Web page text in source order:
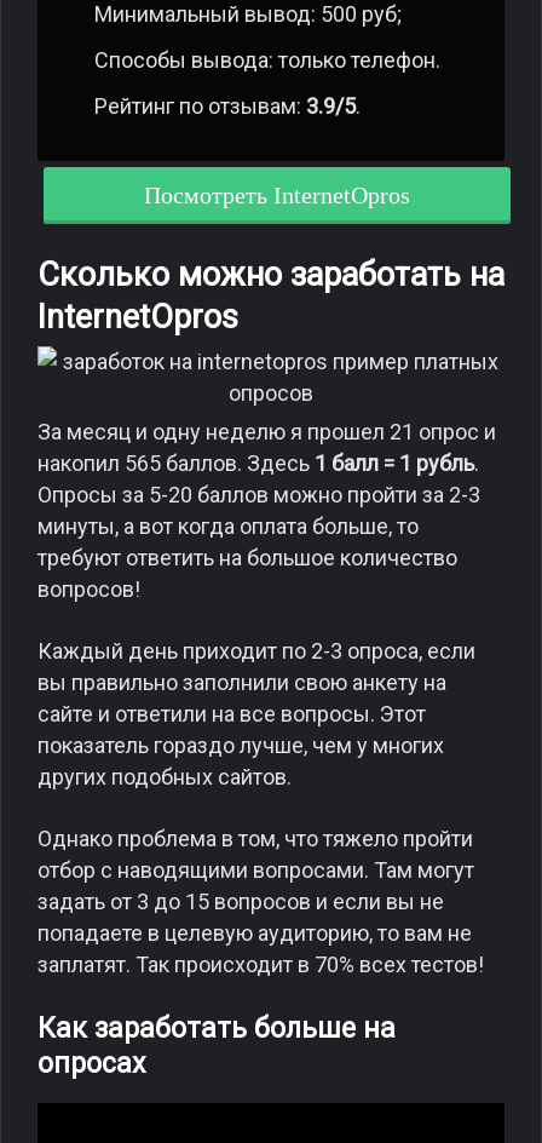
Минимальный вывод: 500 руб;
Способы вывода: только телефон.
Рейтинг по отзывам: 3.9/5.
Посмотреть InternetOpros
Сколько можно заработать на
InternetOpros
За месяц и одну неделю я прошел 21 опрос и
накопил 565 баллов. Здесь 1 балл = 1 рубль.
Опросы за 5-20 баллов можно пройти за 2-3
минуты, а вот когда оплата больше, то
требуют ответить на большое количество
вопросов!
Каждый день приходит по 2-3 опроса, если
вы правильно заполнили свою анкету на
сайте и ответили на все вопросы. Этот
показатель гораздо лучше, чем у многих
других подобных сайтов.
Однако проблема в том, что тяжело пройти
отбор с наводящими вопросами. Там могут
задать от 3 до 15 вопросов и если вы не
попадаете в целевую аудиторию, то вам не
заплатят. Так происходит в 70% всех тестов!
Как заработать больше на
опросах